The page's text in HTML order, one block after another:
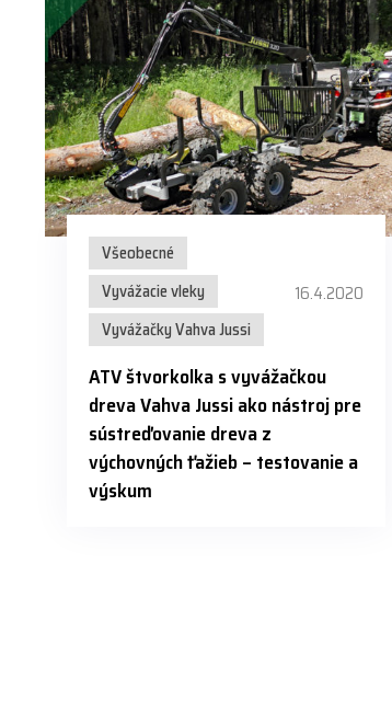
Všeobecné
Vyvážacie vleky
Vyvážačky Vahva Jussi
16.4.2020
ATV štvorkolka s vyvážačkou
dreva Vahva Jussi ako nástroj pre
sústreďovanie dreva z
výchovných ťažieb – testovanie a
výskum